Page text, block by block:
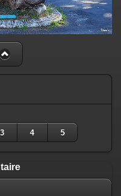
3 4 5